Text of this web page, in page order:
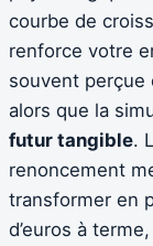
courbe de
renforce votre
souvent perçue
alors que la
futur tangible.
renoncement
transformer en
d’euros à